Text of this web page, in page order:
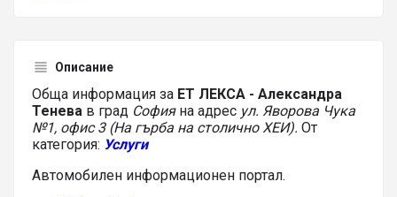
Описание
Обща информация за ЕТ ЛЕКСА - Александра
Тенева в град София на адрес ул. Яворова Чука
№1, офис 3 (На гърба на столично ХЕИ). От
категория: Услуги
Автомобилен информационен портал.